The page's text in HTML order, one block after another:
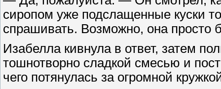
сиропом уже подслащенные куски
спрашивать. Возможно, она
Изабелла кивнула в ответ, затем
тошнотворно сладкой смесью и
чего потянулась за огромной